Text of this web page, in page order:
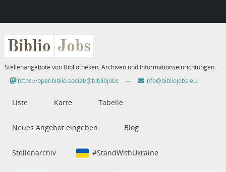
Biblio Jobs
Stellenangebote von Bibliotheken, Archiven und Informationseinrichtungen
https://openbiblio.social/@bibliojobs
— info@bibliojobs.eu
Liste Karte Tabelle
Neues Angebot eingeben Blog
Stellenarchiv #StandWithUkraine